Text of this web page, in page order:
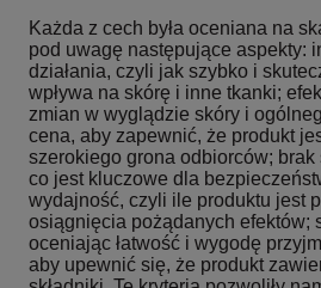
Każda z cech była oceniana na
pod uwagę następujące aspekty:
działania, czyli jak szybko i
wpływa na skórę i inne tkanki;
zmian w wyglądzie skóry i
cena, aby zapewnić, że produkt
szerokiego grona odbiorców;
co jest kluczowe dla
wydajność, czyli ile produktu jest
osiągnięcia pożądanych efektów;
oceniając łatwość i wygodę
aby upewnić się, że produkt